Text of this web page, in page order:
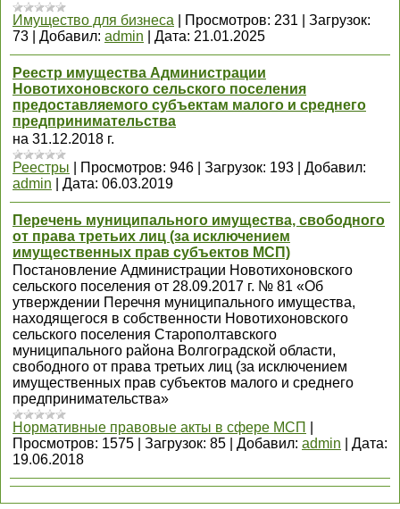
Имущество для бизнеса
Просмотров: 231
Загрузок:
73
Добавил: admin Дата: 21.01.2025
Реестр имущества Администрации
Новотихоновского сельского поселения
предоставляемого субъектам малого и среднего
предпринимательства
на 31.12.2018 г.
Реестры
Просмотров: 946 Загрузок: 193
Добавил:
admin
Дата: 06.03.2019
Перечень муниципального имущества, свободного
от права третьих лиц (за исключением
имущественных прав субъектов МСП)
Постановление Администрации Новотихоновского
сельского поселения от 28.09.2017 г. № 81 «Об
утверждении Перечня муниципального имущества,
находящегося в собственности Новотихоновского
сельского поселения Старополтавского
муниципального района Волгоградской области,
свободного от права третьих лиц (за исключением
имущественных прав субъектов малого и среднего
предпринимательства»
Нормативные правовые акты в сфере МСП
Просмотров: 1575 Загрузок: 85 Добавил: admin
Дата:
19.06.2018